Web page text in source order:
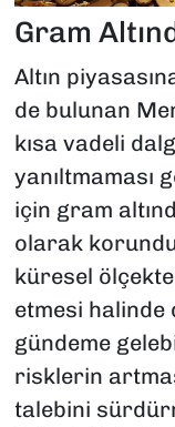
Gram
Altın
de bulunan
kısa vadeli
yanıltmaması
için gram
olarak
küresel
etmesi halinde
gündeme
risklerin
talebini